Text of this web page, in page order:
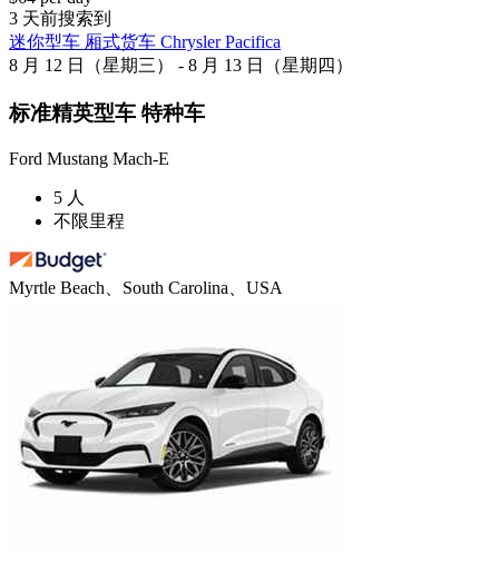
3 天前搜索到
迷你型车 厢式货车 Chrysler Pacifica
8 月 12 日（星期三） - 8 月 13 日（星期四）
标准精英型车 特种车
Ford Mustang Mach-E
5 人
不限里程
Myrtle Beach、South Carolina、USA